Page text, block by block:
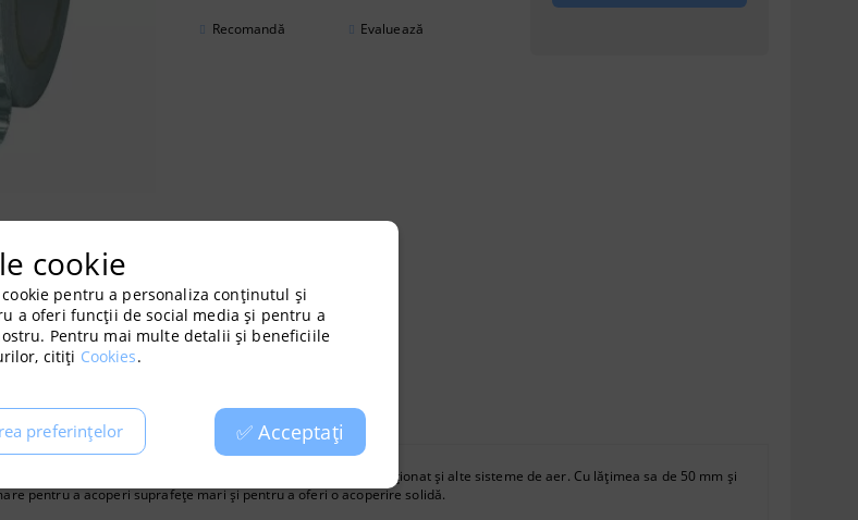
Recomandă Evaluează
concepută pentru închiderea și etanșarea ventilației, aer condiționat și alte sisteme de aer. Cu lățimea sa de 50 mm și
pentru a acoperi suprafețe mari și pentru a oferi o acoperire solidă.
cookie
pentru a personaliza conținutul și
a oferi funcții de social media și pentru a
Pentru mai multe detalii și beneficiile
citiți Cookies.
✅ Acceptați
preferințelor